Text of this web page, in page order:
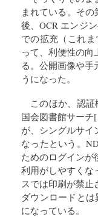
まれている。そ
後、OCR エンジ
での拡充（これ
って、利便性の
る。公開画像や
うになった。
このほか、認
国会図書館サーチ
が、シングルサイ
なったという。
ためのログインが
利用がしやすくな
スでは印刷が禁止
ダウンロードと
になっている。